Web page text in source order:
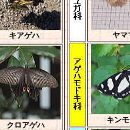
キアゲハ
クロアゲハ
ヤマ
キン